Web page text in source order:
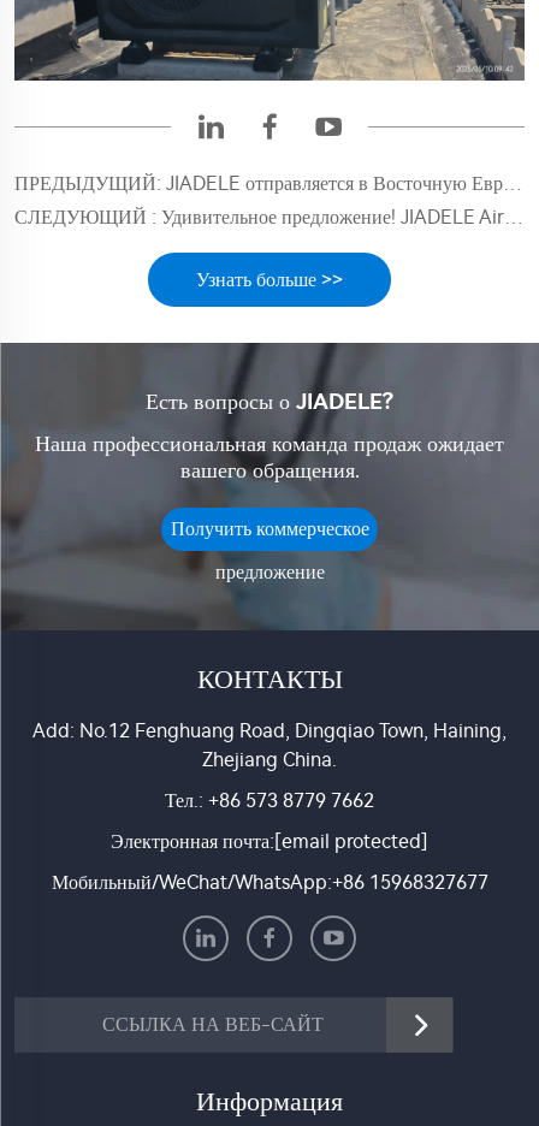
ПРЕДЫДУЩИЙ: JIADELE отправляется в Восточную Европу для посещения клиентов и изучения рынка
СЛЕДУЮЩИЙ : Удивительное предложение! JIADELE Air To Water Нагреватель воды для бассейна с тепловым насосом
Узнать больше >>
Есть вопросы о JIADELE?
Наша профессиональная команда продаж ожидает
вашего обращения.
Получить коммерческое
предложение
КОНТАКТЫ
Add: No.12 Fenghuang Road, Dingqiao Town, Haining,
Zhejiang China.
Тел.: +86 573 8779 7662
Электронная почта:[email protected]
Мобильный/WeChat/WhatsApp:+86 15968327677
ССЫЛКА НА ВЕБ-САЙТ
Информация